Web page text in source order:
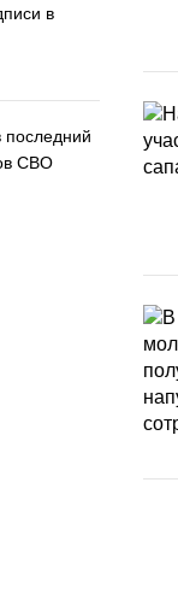
в
последний
СВО